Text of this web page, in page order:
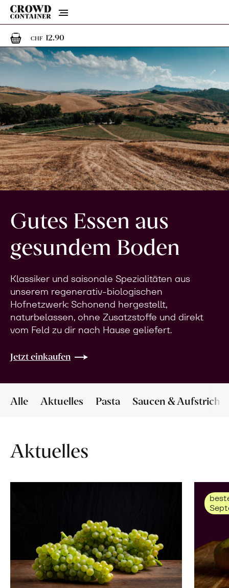
Menu
CHF 12.901 Artikel im Warenkorb
Gutes Essen aus
gesundem Boden
Klassiker und saisonale Spezialitäten aus
unserem regenerativ-biologischen
Hofnetzwerk: Schonend hergestellt,
naturbelassen, ohne Zusatzstoffe und direkt
vom Feld zu dir nach Hause geliefert.
Jetzt einkaufen
Alle Aktuelles Pasta Saucen & Aufstriche
Aktuelles